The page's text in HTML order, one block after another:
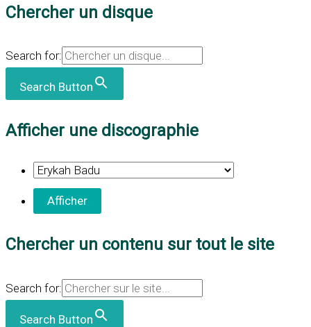
Chercher un disque
Search for:
Search Button
Afficher une discographie
Chercher un contenu sur tout le site
Search for:
Search Button